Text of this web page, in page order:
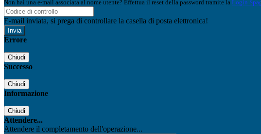
Non hai una e-mail associata al nome utente? Effettua il reset della password tramite la Login
E-mail inviata, si prega di controllare la casella di posta elettronica!
Errore
Chiudi
Successo
Chiudi
Informazione
Chiudi
Attendere...
Attendere il completamento dell'operazione...